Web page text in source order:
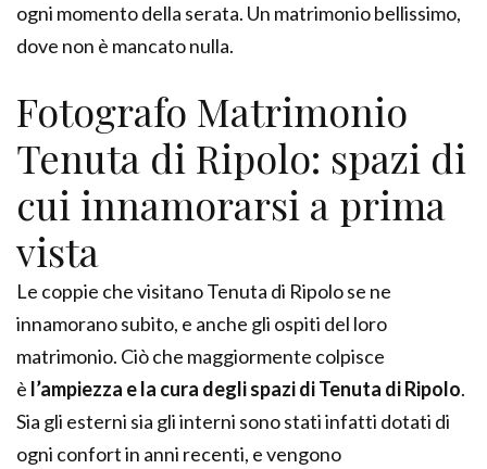
ogni momento della serata. Un matrimonio bellissimo,
dove non è mancato nulla.
Fotografo Matrimonio
Tenuta di Ripolo: spazi di
cui innamorarsi a prima
vista
Le coppie che visitano Tenuta di Ripolo se ne
innamorano subito, e anche gli ospiti del loro
matrimonio. Ciò che maggiormente colpisce
è l’ampiezza e la cura degli spazi di Tenuta di Ripolo.
Sia gli esterni sia gli interni sono stati infatti dotati di
ogni confort in anni recenti, e vengono